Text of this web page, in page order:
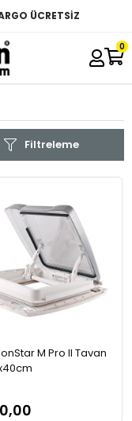
ÜCRETSİZ
0
Filtreleme
M Pro II Tavan